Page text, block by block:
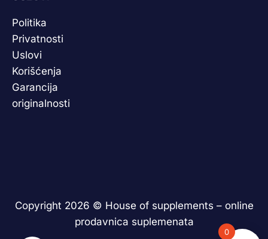
Politika
Privatnosti
Uslovi
Korišćenja
Garancija
originalnosti
Copyright 2026 © House of supplements – online
prodavnica suplemenata
0